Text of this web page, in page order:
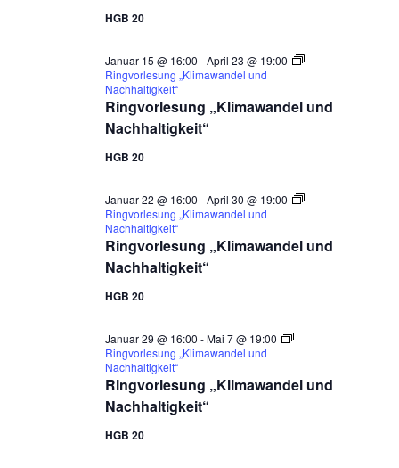
HGB 20
Ringvorlesung „Klimawandel und
Nachhaltigkeit“
Januar 15 @ 16:00 -April 23 @ 19:00
Ringvorlesung „Klimawandel und
Nachhaltigkeit“
HGB 20
Ringvorlesung „Klimawandel und
Nachhaltigkeit“
Januar 22 @ 16:00 -April 30 @ 19:00
Ringvorlesung „Klimawandel und
Nachhaltigkeit“
HGB 20
Ringvorlesung „Klimawandel und
Nachhaltigkeit“
Januar 29 @ 16:00 -Mai 7 @ 19:00
Ringvorlesung „Klimawandel und
Nachhaltigkeit“
HGB 20